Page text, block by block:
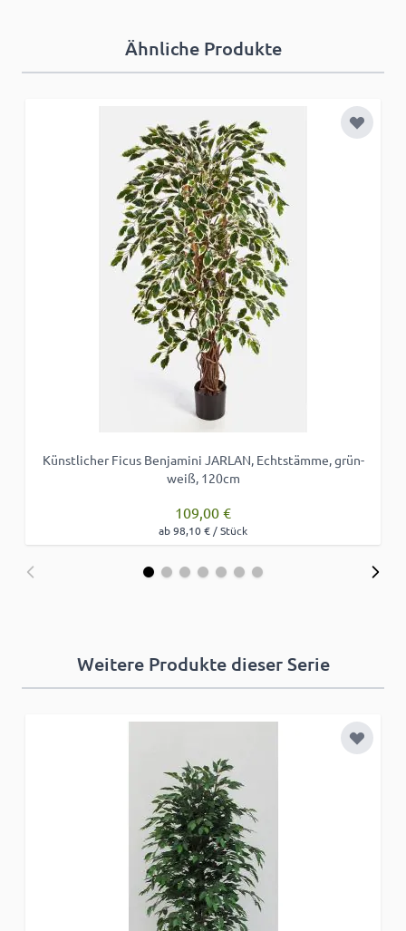
Ähnliche Produkte
Zur
Künstlicher Ficus Benjamini JARLAN, Echtstämme, grün-
weiß, 120cm
109,00 €
ab 98,10 € / Stück
Weitere Produkte dieser Serie
Zur